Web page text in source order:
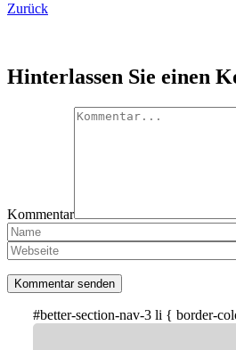
Zurück
Hinterlassen Sie einen
Kommentar
#better-section-nav-3 li { border-